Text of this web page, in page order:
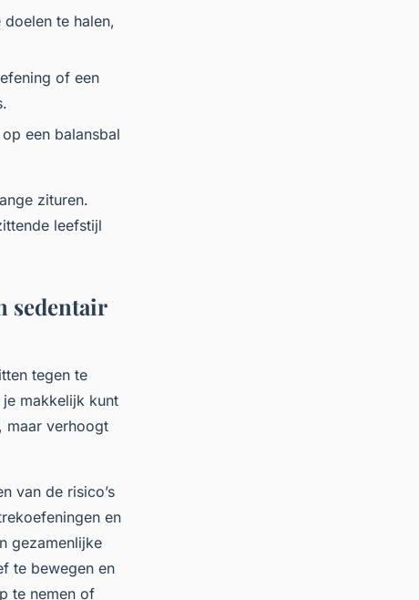
te halen,
of een
een balansbal
zituren.
leefstijl
sedentair
tegen te
makkelijk kunt
maar verhoogt
van de risico’s
en
gezamenlijke
te bewegen en
te nemen of